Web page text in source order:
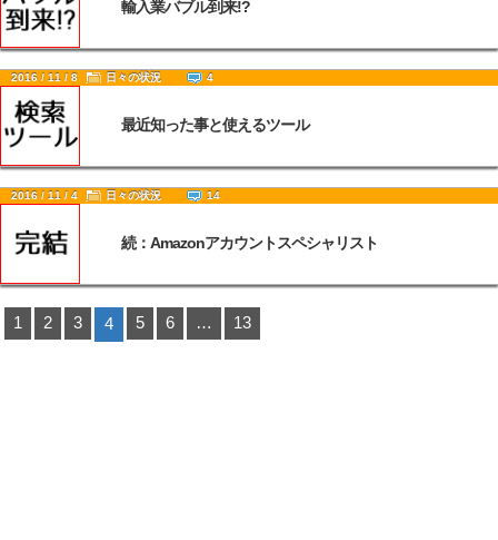
輸入業バブル到来!?
2016 / 11 / 8 日々の状況 4
最近知った事と使えるツール
2016 / 11 / 4 日々の状況 14
続：Amazonアカウントスペシャリスト
1 2 3 4 5 6 … 13